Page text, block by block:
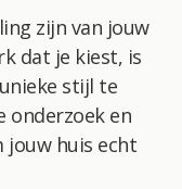
zijn van jouw
dat je kiest, is
stijl te
onderzoek en
jouw huis echt